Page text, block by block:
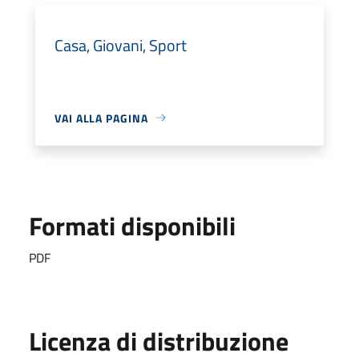
Casa, Giovani, Sport
VAI ALLA PAGINA
Formati disponibili
PDF
Licenza di distribuzione